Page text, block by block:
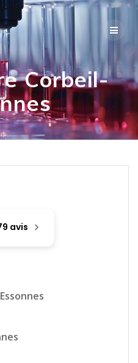
Skip
to
content
Corbeil-
avis